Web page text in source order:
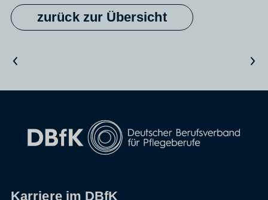
zurück zur Übersicht
Vorheriger Artikel Nächster Artikel
Karriere im DBfK